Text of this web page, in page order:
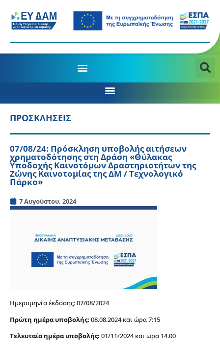
ΠΡΟΣΚΛΗΣΕΙΣ
07/08/24: Πρόσκληση υποβολής αιτήσεων
χρηματοδότησης στη Δράση «Θύλακας
Υποδοχής Καινοτόμων Δραστηριοτήτων της
Ζώνης Καινοτομίας της ΔΜ / Τεχνολογικό
Πάρκο»
7 Αυγούστου, 2024
Ημερομηνία έκδοσης: 07/08/2024
Πρώτη ημέρα υποβολής: 08.08.2024 και ώρα 7:15
Τελευταία ημέρα υποβολής: 01/11/2024 και ώρα 14.00